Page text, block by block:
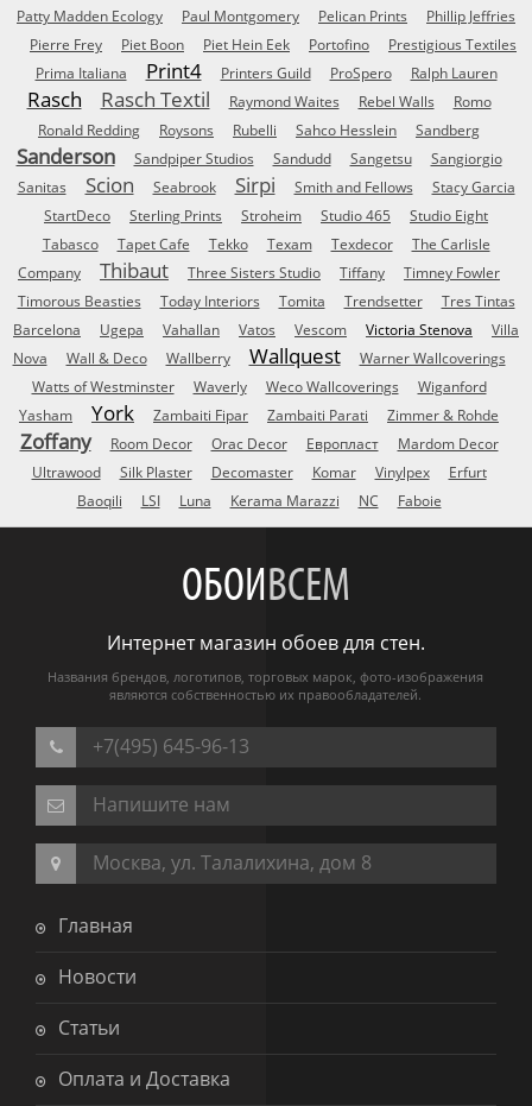
Patty Madden Ecology
Paul Montgomery Pelican Prints
Phillip Jeffries
Pierre Frey
Piet Boon Piet Hein Eek Portofino
Prestigious Textiles
Prima Italiana
Print4 Printers Guild ProSpero Ralph Lauren
Rasch Rasch Textil Raymond Waites Rebel Walls
Romo
Ronald Redding
Roysons Rubelli Sahco Hesslein Sandberg
Sanderson Sandpiper Studios Sandudd Sangetsu
Sangiorgio
Sanitas
Scion Seabrook Sirpi Smith and Fellows
Stacy Garcia
StartDeco
Sterling Prints Stroheim Studio 465
Studio Eight
Tabasco
Tapet Cafe Tekko Texam Texdecor
The Carlisle
Company
Thibaut Three Sisters Studio Tiffany
Timney Fowler
Timorous Beasties
Today Interiors Tomita Trendsetter
Tres Tintas
Barcelona
Ugepa Vahallan Vatos Vescom Victoria Stenova
Villa
Nova
Wall & Deco Wallberry Wallquest
Warner Wallcoverings
Watts of Westminster
Waverly Weco Wallcoverings
Wiganford
Yasham
York Zambaiti Fipar Zambaiti Parati Zimmer & Rohde
Zoffany Room Decor Orac Decor Европласт
Mardom Decor
Ultrawood
Silk Plaster Decomaster Komar Vinylpex
Erfurt
Baoqili
LSI Luna Kerama Marazzi NC Faboie
ОБОИВСЕМ
Интернет магазин обоев для стен.
Названия брендов, логотипов, торговых марок, фото-изображения
являются собственностью их правообладателей.
+7(495) 645-96-13
Напишите нам
Москва, ул. Талалихина, дом 8
Главная
Новости
Статьи
Оплата и Доставка